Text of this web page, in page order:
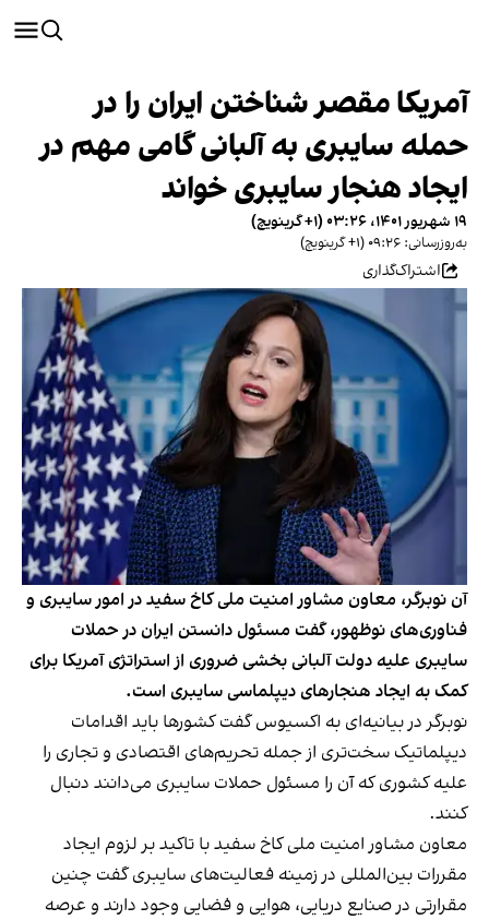
آمریکا مقصر شناختن ایران را در
حمله سایبری به آلبانی گامی مهم در
ایجاد هنجار سایبری خواند
۱۹ شهریور ۱۴۰۱، ۰۳:۲۶ (‎+۱ گرینویچ)
به‌روزرسانی: ۰۹:۲۶ (‎+۱ گرینویچ)
اشتراک‌گذاری
آن نوبرگر، معاون مشاور امنیت ملی کاخ سفید در امور سایبری و
فناوری‌های نوظهور، گفت مسئول دانستن ایران در حملات
سایبری علیه دولت آلبانی بخشی ضروری از استراتژی آمریکا برای
کمک به ایجاد هنجارهای دیپلماسی سایبری است.
نوبرگر در بیانیه‌ای به اکسیوس گفت کشورها باید اقدامات
دیپلماتیک سخت‌تری از جمله تحریم‌های اقتصادی و تجاری را
علیه کشوری که آن را مسئول حملات سایبری می‌دانند دنبال
کنند.
معاون مشاور امنیت ملی کاخ سفید با تاکید بر لزوم ایجاد
مقررات بین‌المللی در زمینه فعالیت‌های سایبری گفت چنین
مقرارتی در صنایع دریایی، هوایی و فضایی وجود دارند و عرصه